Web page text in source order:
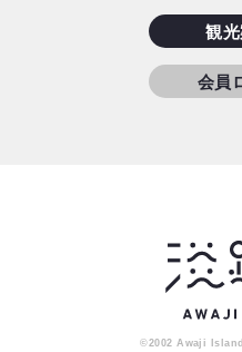
観
会員
©2002Awaji